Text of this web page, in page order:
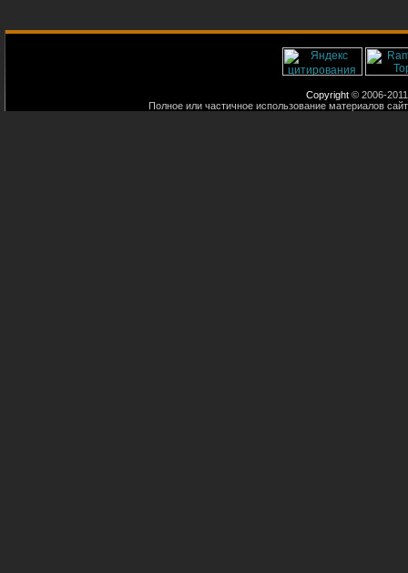
Copyright © 2006-
Полное или частичное использование материалов